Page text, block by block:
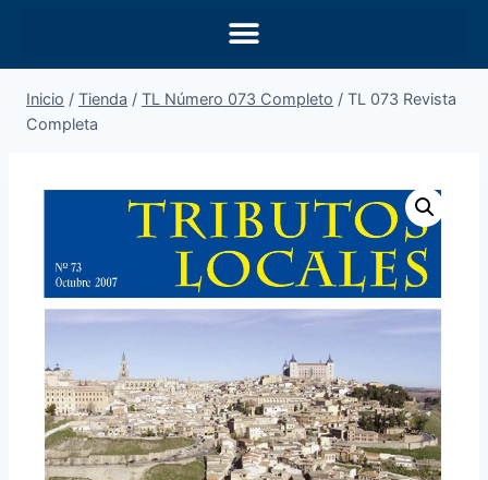
Inicio / Tienda / TL Número 073 Completo / TL 073 Revista
Completa